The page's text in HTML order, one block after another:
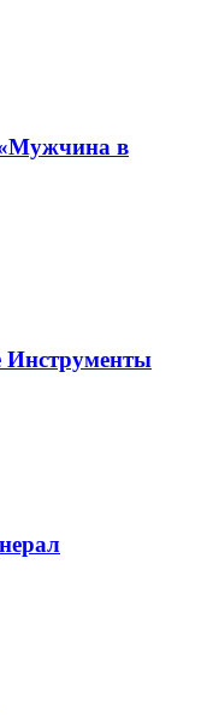
в